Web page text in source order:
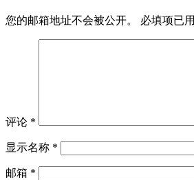
您的邮箱地址不会被公开。 必填项已用
评论 *
显示名称 *
邮箱 *